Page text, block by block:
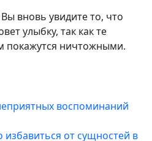
вновь увидите то, что
улыбку, так как те
ничтожными.
воспоминаний
избавиться от сущностей в